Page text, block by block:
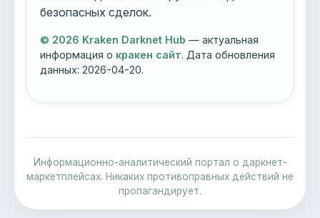
безопасных сделок.
© 2026 Kraken Darknet Hub — актуальная
информация о кракен сайт. Дата обновления
данных:2026-04-20.
Информационно-аналитический портал о даркнет-
маркетплейсах. Никаких противоправных действий не
пропагандирует.